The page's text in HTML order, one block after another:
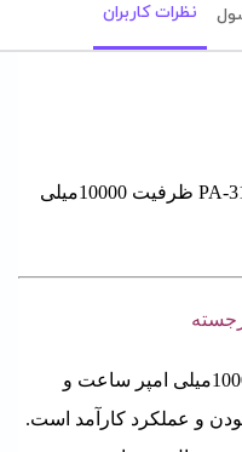
نظرات کاربران
بررسی تخصصی پاوربانک اوی مدل PA-31 ظرفیت 10000میلی
ظرفیت 10000میلی امپر ساعت و
و عملکرد کارآمد است.